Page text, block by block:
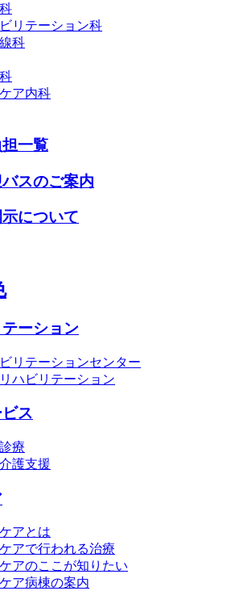
リテーション科
科
ア内科
一覧
スのご案内
について
ーション
リテーションセンター
ハビリテーション
ス
療
護支援
アとは
アで行われる治療
アのここが知りたい
ア病棟の案内